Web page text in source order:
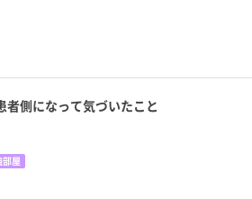
者側になって気づいたこと
部屋